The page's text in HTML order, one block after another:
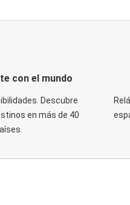
con el mundo
Descubre
en más de 40